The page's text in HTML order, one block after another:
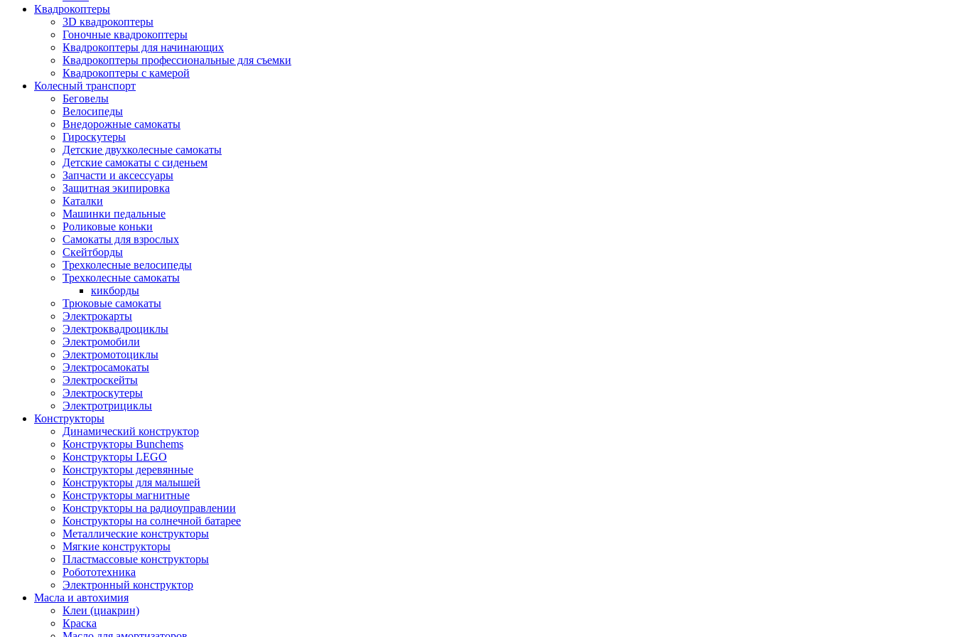
Квадрокоптеры
3D квадрокоптеры
Гоночные квадрокоптеры
Квадрокоптеры для начинающих
Квадрокоптеры профессиональные для съемки
Квадрокоптеры с камерой
Колесный транспорт
Беговелы
Велосипеды
Внедорожные самокаты
Гироскутеры
Детские двухколесные самокаты
Детские самокаты с сиденьем
Запчасти и аксессуары
Защитная экипировка
Каталки
Машинки педальные
Роликовые коньки
Самокаты для взрослых
Скейтборды
Трехколесные велосипеды
Трехколесные самокаты
кикборды
Трюковые самокаты
Электрокарты
Электроквадроциклы
Электромобили
Электромотоциклы
Электросамокаты
Электроскейты
Электроскутеры
Электротрициклы
Конструкторы
Динамический конструктор
Конструкторы Bunchems
Конструкторы LEGO
Конструкторы деревянные
Конструкторы для малышей
Конструкторы магнитные
Конструкторы на радиоуправлении
Конструкторы на солнечной батарее
Металлические конструкторы
Мягкие конструкторы
Пластмассовые конструкторы
Робототехника
Электронный конструктор
Масла и автохимия
Клеи (циакрин)
Краска